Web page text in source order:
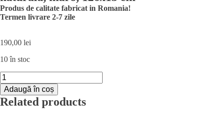
Produs de calitate fabricat in Romania!
Termen livrare 2-7 zile
190,00 lei
10 în stoc
Cantitate
Chimir,
Serpar
traditional
Adaugă în coș
Related products